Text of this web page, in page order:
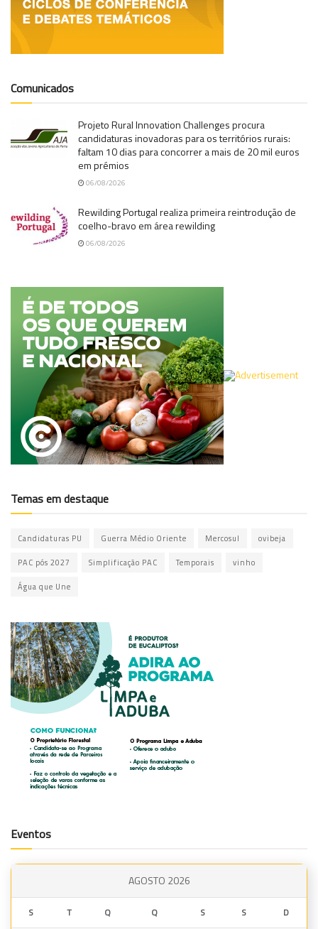
Comunicados
Projeto Rural Innovation Challenges procura
candidaturas inovadoras para os territórios rurais:
faltam 10 dias para concorrer a mais de 20 mil euros
em prémios
06/08/2026
Rewilding Portugal realiza primeira reintrodução de
coelho-bravo em área rewilding
06/08/2026
Temas em destaque
Candidaturas PU Guerra Médio Oriente Mercosul ovibeja
PAC pós 2027 Simplificação PAC Temporais vinho
Água que Une
Eventos
AGOSTO 2026
S T Q Q S S D